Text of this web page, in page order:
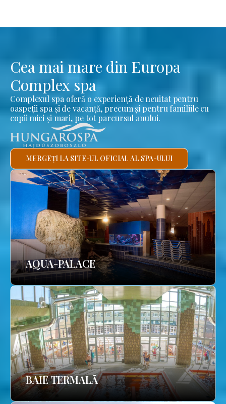
Cea mai mare din Europa
Complex spa
Complexul spa oferă o experiență de neuitat pentru
oaspeții spa și de vacanță, precum și pentru familiile cu
copii mici și mari, pe tot parcursul anului.
MERGEȚI LA SITE-UL OFICIAL AL SPA-ULUI
AQUA-PALACE
BAIE TERMALĂ